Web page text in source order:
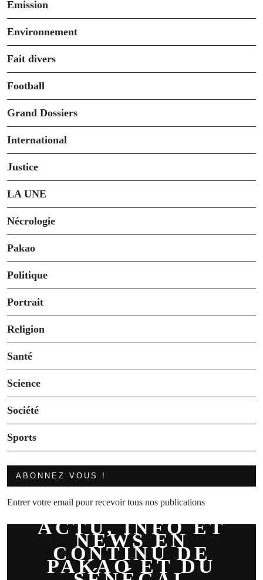
Emission
Environnement
Fait divers
Football
Grand Dossiers
International
Justice
LA UNE
Nécrologie
Pakao
Politique
Portrait
Religion
Santé
Science
Société
Sports
ABONNEZ VOUS !
Entrer votre email pour recevoir tous nos publications
ACTU, INFO ET
NEWS EN
CONTINU DE
PAKAO ET DU